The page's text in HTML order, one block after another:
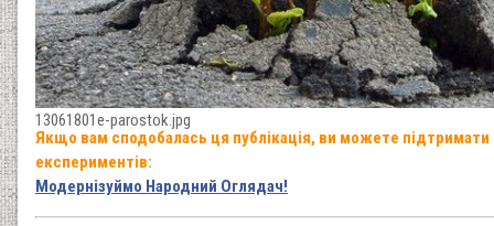
13061801e-parostok.jpg
Якщо вам сподобалась ця публікація, ви можете
експериментів:
Модернізуймо Народний Оглядач!